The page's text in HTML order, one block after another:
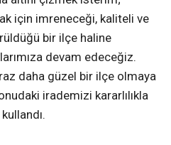
için imreneceği, kaliteli ve
bir ilçe haline
devam edeceğiz.
daha güzel bir ilçe olmaya
irademizi kararlılıkla